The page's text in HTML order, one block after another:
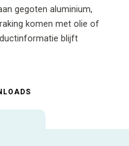
gegoten aluminium,
komen met olie of
blijft